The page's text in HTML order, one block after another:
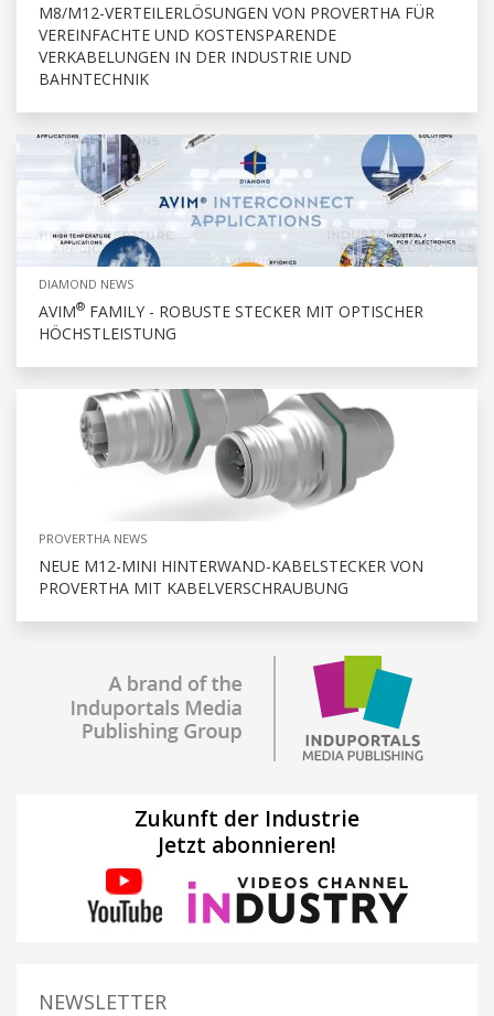
M8/M12-VERTEILERLÖSUNGEN VON PROVERTHA FÜR
VEREINFACHTE UND KOSTENSPARENDE
VERKABELUNGEN IN DER INDUSTRIE UND
BAHNTECHNIK
DIAMOND NEWS
AVIM® FAMILY - ROBUSTE STECKER MIT OPTISCHER
HÖCHSTLEISTUNG
PROVERTHA NEWS
NEUE M12-MINI HINTERWAND-KABELSTECKER VON
PROVERTHA MIT KABELVERSCHRAUBUNG
Zukunft der Industrie
Jetzt abonnieren!
NEWSLETTER